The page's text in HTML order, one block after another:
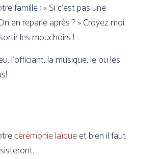
famille : « Si c’est pas une
en reparle après ? » Croyez moi
les mouchoirs !
l’officiant, la musique, le ou les
cérémonie laïqueet bien il faut